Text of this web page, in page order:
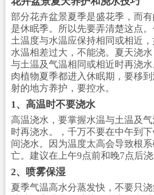
部分花卉盆景夏季是盛花季，而
是休眠季。所以先要弄清楚这点
土温度与水温应保持相同或相近
水温相差过大，不能浇。夏天浇
与土温及气温相同或相近时再浇
肉植物夏季都进入休眠期，要移
射的地方养护，要控水。
1、高温时不要浇水
高温浇水，要掌握水温与土温及
时再浇水。，千万不要在中午到
间浇水。因为温度太高会导致根
亡。建议在上午9点前和晚7点后浇
2、喷雾保湿
夏季气温高水分蒸发快，不要只